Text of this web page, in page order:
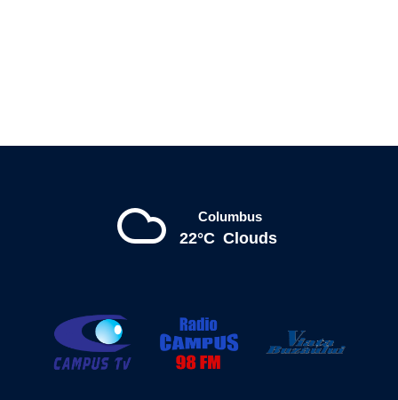
Columbus
22°C Clouds